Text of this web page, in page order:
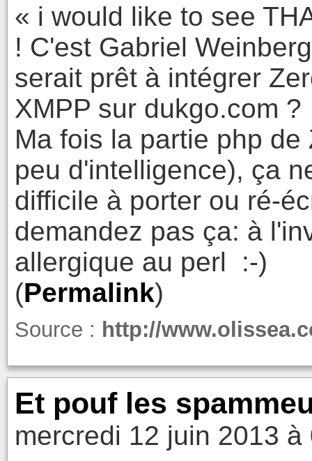
« i would like to see
! C'est Gabriel
serait prêt à intégrer
XMPP sur dukgo.com ?
Ma fois la partie php
peu d'intelligence), ça
difficile à porter ou ré-
demandez pas ça: à
allergique au perl :-)
(Permalink)
Source : http://
Et pouf les
mercredi 12 juin 2013 à